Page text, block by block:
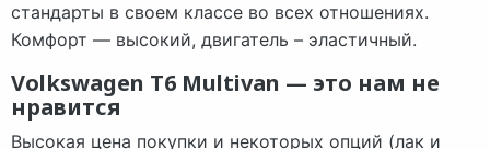
стандарты в своем классе во всех отношениях.
Комфорт — высокий, двигатель – эластичный.
Volkswagen T6 Multivan — это нам не
нравится
Высокая цена покупки и некоторых опций (лак и